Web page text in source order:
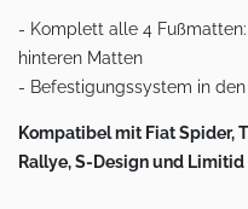
- Komplett alle 4
hinteren Matten
- Befestigungssystem in
Kompatibel mit Fiat Spider,
Rallye, S-Design und